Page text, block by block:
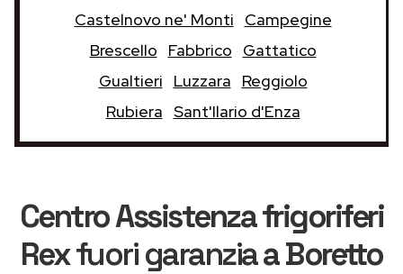
Castelnovo ne' Monti
Campegine
Brescello
Fabbrico
Gattatico
Gualtieri
Luzzara
Reggiolo
Rubiera Sant'Ilario d'Enza
Centro Assistenza frigoriferi
Rexfuori garanziaa Boretto